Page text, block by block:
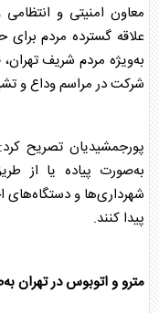
معاون امنیتی و انتظامی
علاقه گسترده مردم
به‌ویژه مردم شریف
شرکت در مراسم وداع و
پورجمشیدیان تصریح
به‌صورت پیاده یا از
شهرداری‌ها و
پیدا کنند.
مترو و اتوبوس در تهران